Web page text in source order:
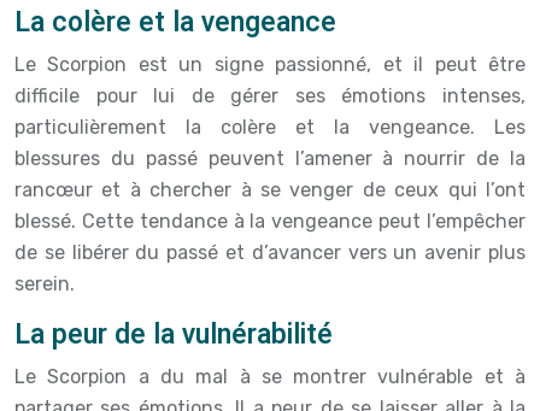
La colère et la vengeance
Le Scorpion est un signe passionné, et il peut être
difficile pour lui de gérer ses émotions intenses,
particulièrement la colère et la vengeance. Les
blessures du passé peuvent l’amener à nourrir de la
rancœur et à chercher à se venger de ceux qui l’ont
blessé. Cette tendance à la vengeance peut l’empêcher
de se libérer du passé et d’avancer vers un avenir plus
serein.
La peur de la vulnérabilité
Le Scorpion a du mal à se montrer vulnérable et à